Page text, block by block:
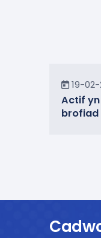
19-02-
Actif
brofiad